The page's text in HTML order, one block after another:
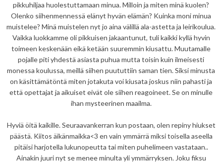
pikkuhiljaa huolestuttamaan minua. Milloin ja miten minä kuolen?
Olenko siihenmennessä elänyt hyvän elämän? Kuinka moni minua
muistelee? Minä muistelen nyt jo aina välillä ala-astetta ja leirikoulua.
Vaikka luokkamme oli pikkuisen jakaantunut, tuli kaikki kyllä hyvin
toimeen keskenään eikä ketään suuremmin kiusattu. Muutamalle
pojalle piti yhdestä asiasta puhua mutta toisin kuin ilmeisesti
monessa koulussa, meillä siihen puututtiin saman tien. Siksi minusta
on käsittämätöntä miten jotakuta voi kiusata joskus niin pahasti ja
että opettajat ja aikuiset eivät ole siihen reagoineet. Se on minulle
ihan mysteerinen maailma.
Hyviä öitä kaikille. Seuraavankerran kun postaan, olen repiny hiukset
päästä. Kiitos äikänmaikka<3 en vain ymmärrä miksi toisella aseella
pitäisi harjotella lukunopeutta tai miten puhelimeen vastataan..
Ainakin juuri nyt se menee minulta yli ymmärryksen. Joku fiksu